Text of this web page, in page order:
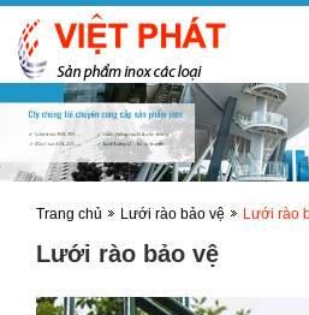
Trang chủ Lưới rào bảo vệ Lưới rào
Lưới rào bảo vệ